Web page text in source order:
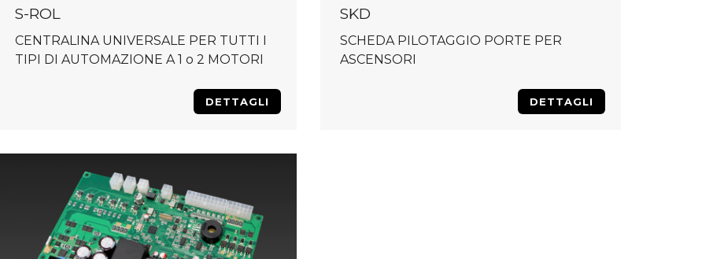
S-ROL
CENTRALINA UNIVERSALE PER TUTTI I
TIPI DI AUTOMAZIONE A 1 o 2 MOTORI
DETTAGLI
SKD
SCHEDA PILOTAGGIO PORTE PER
ASCENSORI
DETTAGLI